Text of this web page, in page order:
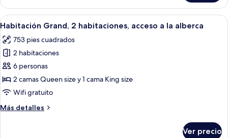
Grand,
acceso
a
alberca
Abrir
todas
las
fotos
de
Habitación
Grand,
habitaciones,
Habitación de hotel moderna con
5
Habitación Grand, 2 habitaciones, acceso a la alberca
753 pies cuadrados
2 habitaciones
6 personas
2 camas Queen size y 1 cama King size
Wifi gratuito
Más detalles
Más
Ver precio